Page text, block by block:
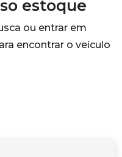
estoque
ou entrar em
encontrar o veículo